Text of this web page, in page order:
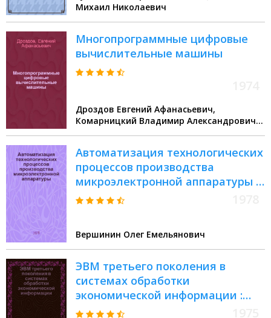
Михаил Николаевич
Многопрограммные цифровые
вычислительные машины
Дроздов Евгений Афанасьевич,
Комарницкий Владимир Александрович,
Автоматизация технологических
процессов производства
микроэлектронной аппаратуры :
Учеб. пособие
Вершинин Олег Емельянович
ЭВМ третьего поколения в
системах обработки
экономической информации :
Учеб. пособие. Вып. 8 :